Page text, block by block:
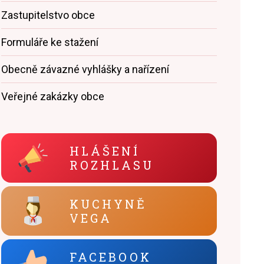
Zastupitelstvo obce
Formuláře ke stažení
Obecně závazné vyhlášky a nařízení
Veřejné zakázky obce
HLÁŠENÍ
ROZHLASU
KUCHYNĚ
VEGA
FACEBOOK